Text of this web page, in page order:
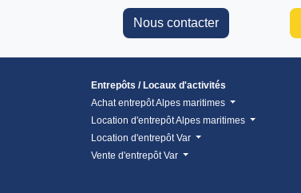
Nous contacter
Entrepôts / Locaux d'activités
Achat entrepôt Alpes maritimes
Location d'entrepôt Alpes maritimes
Location d'entrepôt Var
Vente d'entrepôt Var